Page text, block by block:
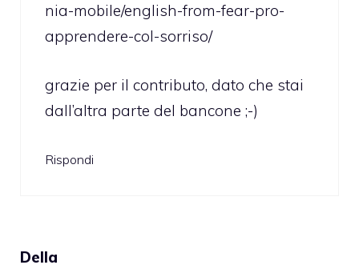
nia-mobile/english-from-fear-pro-
apprendere-col-sorriso/
grazie per il contributo, dato che stai
dall’altra parte del bancone ;-)
Rispondi
Della